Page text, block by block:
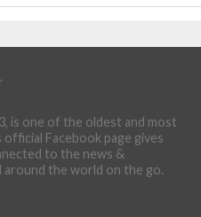
is one of the oldest and most
Facebook page gives
to the news &
around the world on the go.